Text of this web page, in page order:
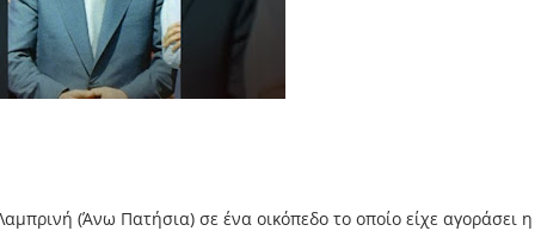
(Άνω Πατήσια) σε ένα οικόπεδο το οποίο είχε αγοράσει η